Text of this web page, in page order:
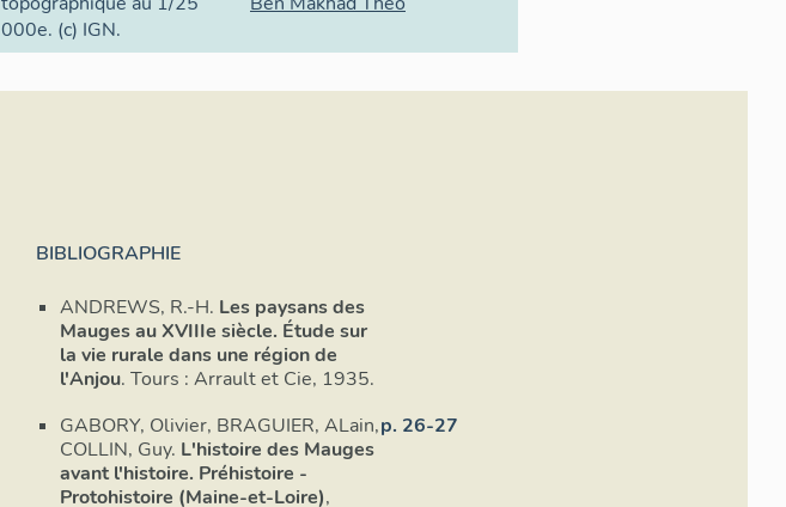
000e. (c) IGN.
BIBLIOGRAPHIE
ANDREWS, R.-H. Les paysans des
Mauges au XVIIIe siècle. Étude sur
la vie rurale dans une région de
l'Anjou. Tours : Arrault et Cie, 1935.
GABORY, Olivier, BRAGUIER, ALain,
COLLIN, Guy. L'histoire des Mauges
avant l'histoire. Préhistoire -
Protohistoire (Maine-et-Loire),
p. 26-27